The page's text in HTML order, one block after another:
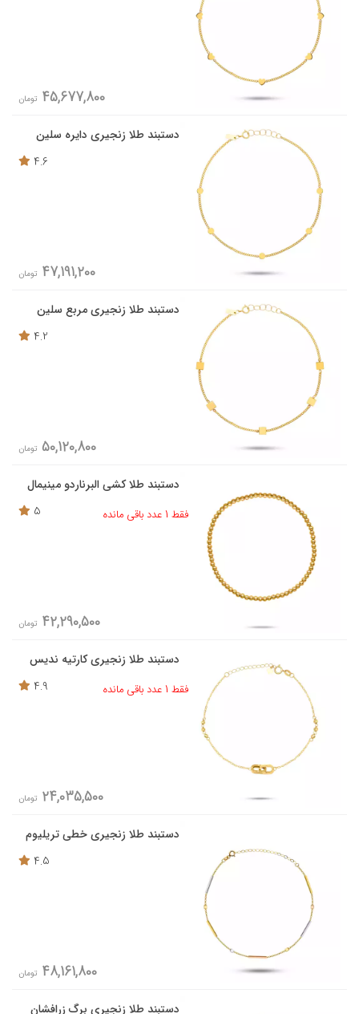
45,677,800 تومان
دستبند طلا زنجیری دایره سلین
4.6
47,191,200 تومان
دستبند طلا زنجیری مربع سلین
4.2
50,120,800 تومان
دستبند طلا کشی البرناردو مینیمال
فقط 1 عدد باقی مانده
5
42,290,500 تومان
دستبند طلا زنجیری کارتیه ندیس
فقط 1 عدد باقی مانده
4.9
24,035,500 تومان
دستبند طلا زنجیری خطی تریلیوم
4.5
48,161,800 تومان
دستبند طلا زنجیری برگ زرافشان